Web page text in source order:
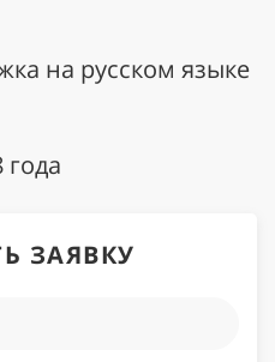
на русском языке
года
ЗАЯВКУ